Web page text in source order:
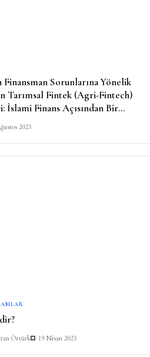
Sorunlarına Yönelik
Tarımsal Fintek (Agri-Fintech)
İslami Finans Açısından Bir
2023
Öztürk 19 Nisan 2023